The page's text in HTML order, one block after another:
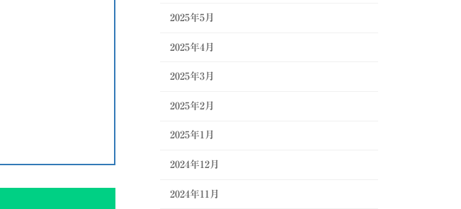
2025年5月
2025年4月
2025年3月
2025年2月
2025年1月
2024年12月
2024年11月